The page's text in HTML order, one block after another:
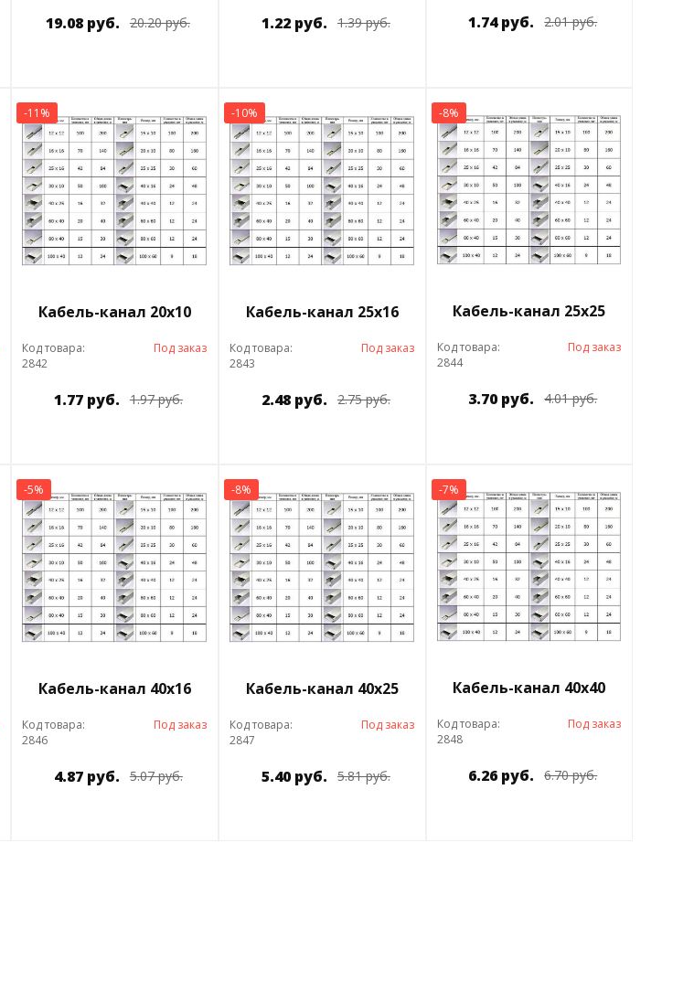
19.08 руб. 20.20 руб. 1.22 руб. 1.39 руб. 1.74 руб. 2.01 руб.
-11%
Кабель-канал 20х10
Код товара:
2842
Под заказ
1.77 руб. 1.97 руб.
-10%
Кабель-канал 25х16
Код товара:
2843
Под заказ
2.48 руб. 2.75 руб.
-8%
Кабель-канал 25х25
Код товара:
2844
Под заказ
3.70 руб. 4.01 руб.
-5%
Кабель-канал 40х16
Код товара:
2846
Под заказ
4.87 руб. 5.07 руб.
-8%
Кабель-канал 40х25
Код товара:
2847
Под заказ
5.40 руб. 5.81 руб.
-7%
Кабель-канал 40х40
Код товара:
2848
Под заказ
6.26 руб. 6.70 руб.